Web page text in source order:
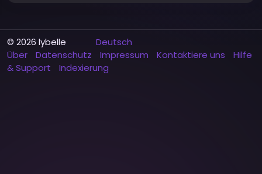
© 2026 lybelle
Deutsch
Über
Datenschutz Impressum Kontaktiere uns
Hilfe
& Support
Indexierung